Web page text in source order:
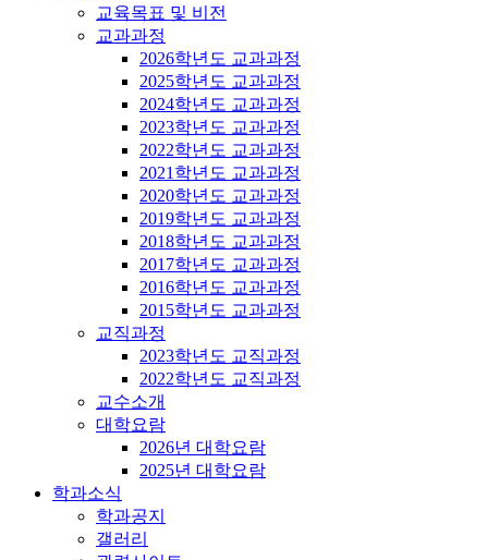
교육목표 및 비전
교과과정
2026학년도 교과과정
2025학년도 교과과정
2024학년도 교과과정
2023학년도 교과과정
2022학년도 교과과정
2021학년도 교과과정
2020학년도 교과과정
2019학년도 교과과정
2018학년도 교과과정
2017학년도 교과과정
2016학년도 교과과정
2015학년도 교과과정
교직과정
2023학년도 교직과정
2022학년도 교직과정
교수소개
대학요람
2026년 대학요람
2025년 대학요람
학과소식
학과공지
갤러리